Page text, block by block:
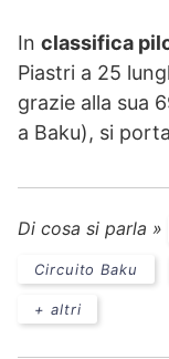
In classifica
Piastri a 25
grazie alla sua
a Baku), si
Di cosa si parla »
Circuito Baku
+ altri